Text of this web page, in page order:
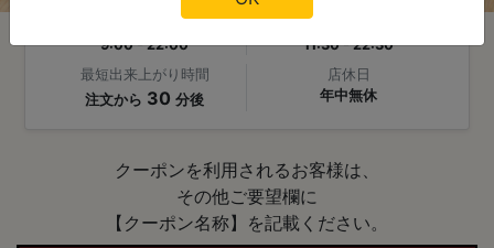
当日注文受付時間
9:00 - 22:00
受け取り可能時間
11:30 - 22:30
最短出来上がり時間
注文から 30 分後
店休日
年中無休
クーポンを利用されるお客様は、
その他ご要望欄に
【クーポン名称】を記載ください。